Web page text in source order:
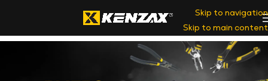
Skip to navigation
Skip to main content